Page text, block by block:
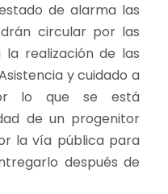
de alarma las
circular por las
realización de las
y cuidado a
lo que se está
de un progenitor
la vía pública para
después de